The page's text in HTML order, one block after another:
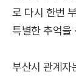
로 다시 한번
특별한 추억을
부산시 관계자